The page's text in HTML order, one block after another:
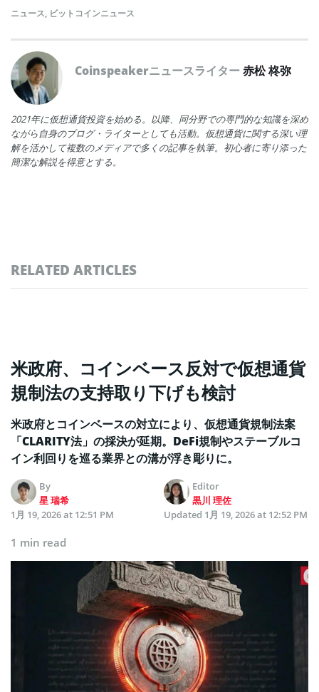
ニュース, ビットコインニュース
Coinspeakerニュースライター赤松 柊弥
2021年に仮想通貨投資を始める。以降、同分野での専門的な知識を深め
ながら自身のブログ・ライターとしても活動。仮想通貨に関する深い理
解を活かして複数のメディアで多くの記事を執筆。初心者に寄り添った
簡潔な解説を得意とする。
RELATED ARTICLES
米政府、コインベース反対で仮想通貨
規制法の支持取り下げも検討
米政府とコインベースの対立により、仮想通貨規制法案
「CLARITY法」の採決が延期。DeFi規制やステーブルコ
イン利回りを巡る業界との溝が浮き彫りに。
By
星 瑞希
Editor
黒川 理佐
1月 19, 2026 at 12:51 PM
Updated 1月 19, 2026 at 12:52 PM
1 min read